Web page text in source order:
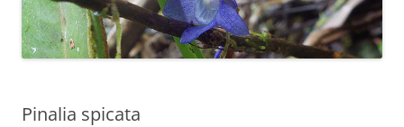
Pinalia spicata